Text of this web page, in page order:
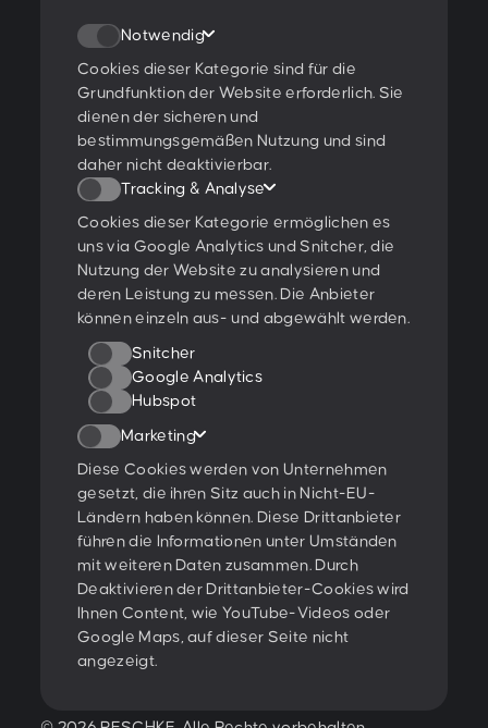
Notwendig
Cookies dieser Kategorie sind für die
Grundfunktion der Website erforderlich. Sie
dienen der sicheren und
bestimmungsgemäßen Nutzung und sind
daher nicht deaktivierbar.
Tracking & Analyse
Cookies dieser Kategorie ermöglichen es
uns via Google Analytics und Snitcher, die
Nutzung der Website zu analysieren und
deren Leistung zu messen. Die Anbieter
können einzeln aus- und abgewählt werden.
Snitcher
Google Analytics
Hubspot
Marketing
Diese Cookies werden von Unternehmen
gesetzt, die ihren Sitz auch in Nicht-EU-
Ländern haben können. Diese Drittanbieter
führen die Informationen unter Umständen
mit weiteren Daten zusammen. Durch
Deaktivieren der Drittanbieter-Cookies wird
Ihnen Content, wie YouTube-Videos oder
Google Maps, auf dieser Seite nicht
angezeigt.
+43 1 47 07 922
contact@peschke.at
Newsletter abonnieren
Ich stimme denDatenschutzbestimmungenzu.
Ratings & Qualifikationen
Weitere Projekte:
Behance
Dribbble
Folge uns:
Offene Jobs
Impressum & Datenschutz